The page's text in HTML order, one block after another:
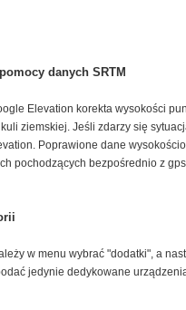
danych SRTM
Elevation korekta wysokości
ziemskiej. Jeśli zdarzy się
Poprawione dane
pochodzących bezpośrednio z
w menu wybrać "dodatki", a
jedynie dedykowane